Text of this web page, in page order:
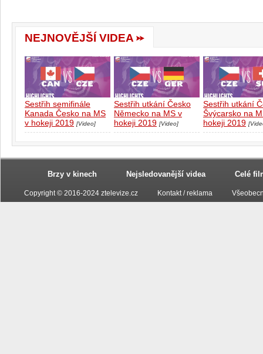
NEJNOVĚJŠÍ VIDEA
Sestřih semifinále
Kanada Česko na MS
v hokeji 2019 [Video]
Sestřih utkání Česko
Německo na MS v
hokeji 2019 [Video]
Sestřih utkání
Švýcarsko na
hokeji 2019
Brzy v kinech Nejsledovanější videa Celé
Copyright © 2016-2024 ztelevize.cz Kontakt / reklama